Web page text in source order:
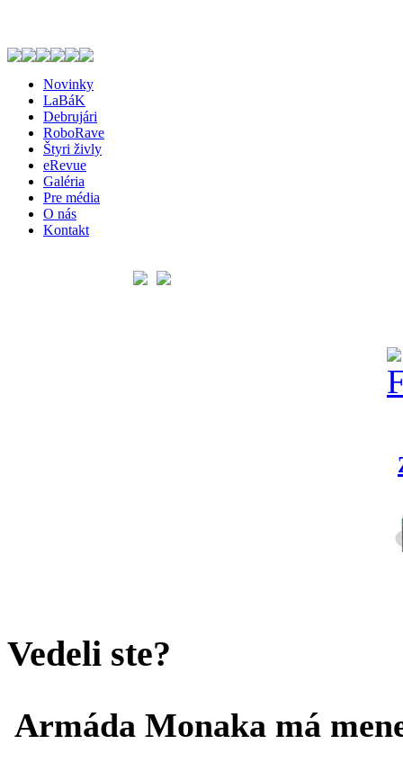
Novinky
LaBáK
Debrujári
RoboRave
Štyri živly
eRevue
Galéria
Pre média
O nás
Kontakt
Vedeli ste?
Armáda Monaka má